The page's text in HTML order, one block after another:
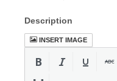
Description
INSERT IMAGE